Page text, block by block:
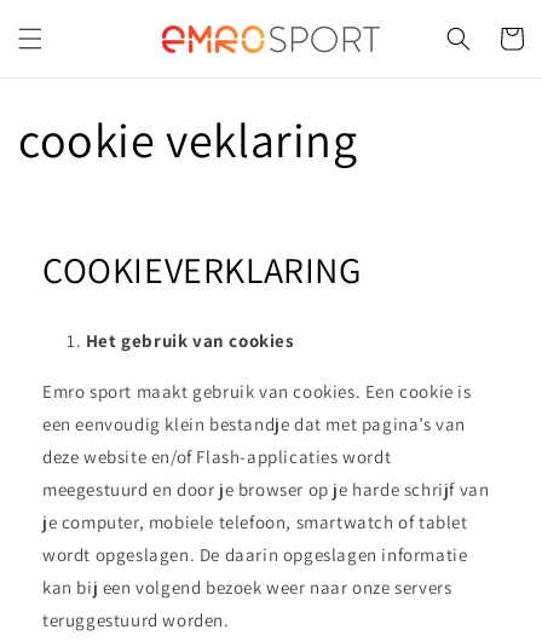
naar de
content
cookie veklaring
COOKIEVERKLARING
Het gebruik van cookies
Emro sport maakt gebruik van cookies. Een cookie is
een eenvoudig klein bestandje dat met pagina’s van
deze website en/of Flash-applicaties wordt
meegestuurd en door je browser op je harde schrijf van
je computer, mobiele telefoon, smartwatch of tablet
wordt opgeslagen. De daarin opgeslagen informatie
kan bij een volgend bezoek weer naar onze servers
teruggestuurd worden.